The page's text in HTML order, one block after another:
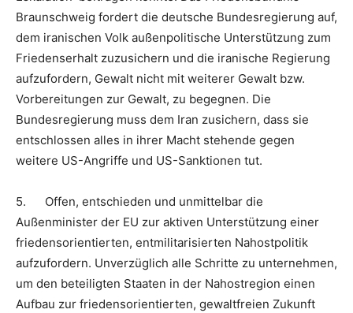
Braunschweig fordert die deutsche Bundesregierung auf,
dem iranischen Volk außenpolitische Unterstützung zum
Friedenserhalt zuzusichern und die iranische Regierung
aufzufordern, Gewalt nicht mit weiterer Gewalt bzw.
Vorbereitun­gen zur Gewalt, zu begegnen. Die
Bundesregierung muss dem Iran zusichern, dass sie
entschlossen alles in ihrer Macht stehende gegen
weitere US-Angriffe und US-Sanktionen tut.
5. Offen, entschieden und unmittelbar die
Außenminister der EU zur aktiven Unterstützung einer
friedensorientierten, entmilitarisierten Nahostpolitik
aufzufordern. Unverzüglich alle Schritte zu unternehmen,
um den beteiligten Staaten in der Nahostregion einen
Aufbau zur friedensorientierten, gewaltfreien Zukunft